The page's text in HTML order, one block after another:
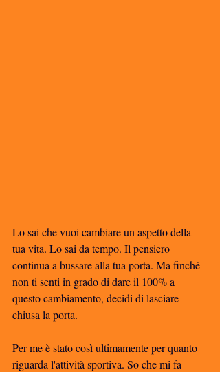
Lo sai che vuoi cambiare un aspetto della
tua vita. Lo sai da tempo. Il pensiero
continua a bussare alla tua porta. Ma finché
non ti senti in grado di dare il 100% a
questo cambiamento, decidi di lasciare
chiusa la porta.
Per me è stato così ultimamente per quanto
riguarda l'attività sportiva. So che mi fa